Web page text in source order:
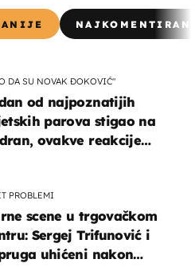
DA SU NOVAK ĐOKOVIĆ"
od najpoznatijih
parova stigao na
ovakve reakcije
PROBLEMI
scene u trgovačkom
Sergej Trifunović i
uhićeni nakon